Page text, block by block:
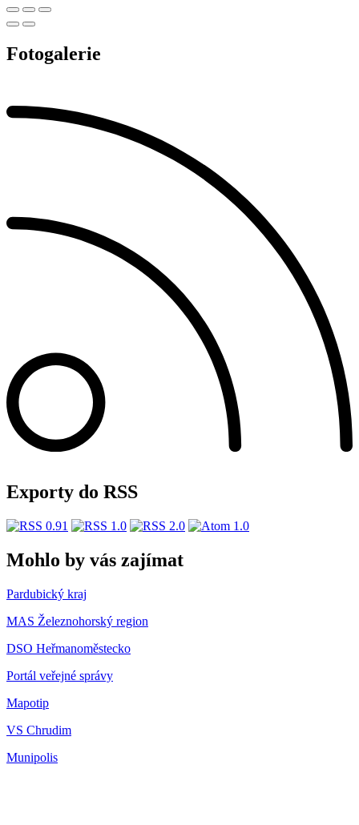
Fotogalerie
Exporty do RSS
Mohlo by vás zajímat
Pardubický kraj
MAS Železnohorský region
DSO Heřmanoměstecko
Portál veřejné správy
Mapotip
VS Chrudim
Munipolis